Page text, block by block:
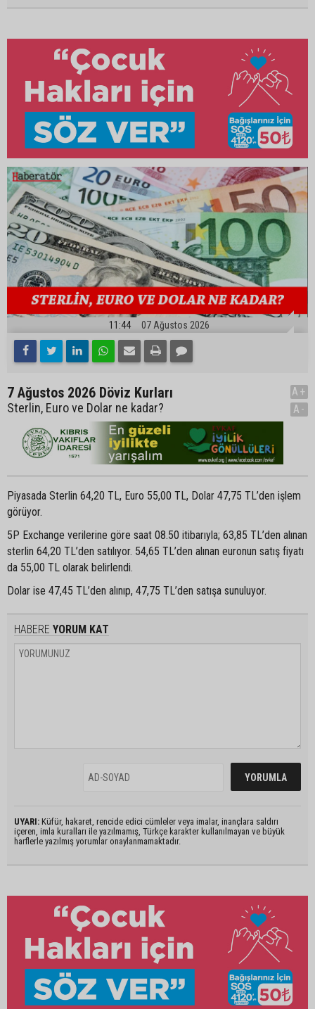
11:44 07 Ağustos 2026
7 Ağustos 2026 Döviz Kurları
Sterlin, Euro ve Dolar ne kadar?
A+
A-
Piyasada Sterlin 64,20 TL, Euro 55,00 TL, Dolar 47,75 TL’den işlem
görüyor.
5P Exchange verilerine göre saat 08.50 itibarıyla; 63,85 TL’den alınan
sterlin 64,20 TL’den satılıyor. 54,65 TL’den alınan euronun satış fiyatı
da 55,00 TL olarak belirlendi.
Dolar ise 47,45 TL’den alınıp, 47,75 TL’den satışa sunuluyor.
HABERE YORUM KAT
UYARI: Küfür, hakaret, rencide edici cümleler veya imalar, inançlara saldırı
içeren, imla kuralları ile yazılmamış, Türkçe karakter kullanılmayan ve büyük
harflerle yazılmış yorumlar onaylanmamaktadır.